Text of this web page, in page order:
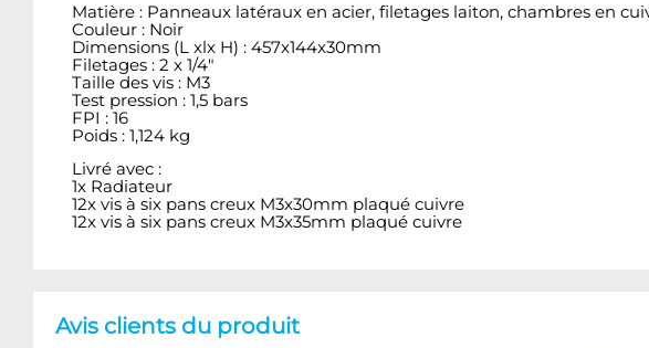
Matière : Panneaux latéraux en acier, filetages laiton, chambres en
Couleur : Noir
Dimensions (L xlx H) : 457x144x30mm
Filetages : 2 x 1/4"
Taille des vis : M3
Test pression : 1,5 bars
FPI : 16
Poids : 1,124 kg
Livré avec :
1x Radiateur
12x vis à six pans creux M3x30mm plaqué cuivre
12x vis à six pans creux M3x35mm plaqué cuivre
Avis clients du produit